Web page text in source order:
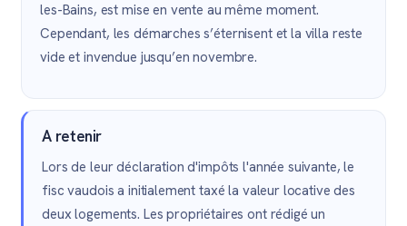
les-Bains, est mise en vente au même moment.
Cependant, les démarches s’éternisent et la villa reste
vide et invendue jusqu’en novembre.
A retenir
Lors de leur déclaration d'impôts l'année suivante, le
fisc vaudois a initialement taxé la valeur locative des
deux logements. Les propriétaires ont rédigé un